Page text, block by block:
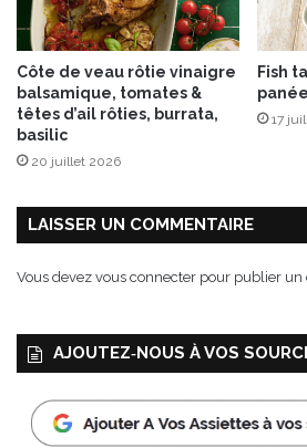
Côte de veau rôtie vinaigre
balsamique, tomates &
têtes d’ail rôties, burrata,
basilic
20 juillet 2026
Fish
panée
17
LAISSER UN COMMENTAIRE
Vous devez vous connecter pour publier un
AJOUTEZ‑NOUS À VOS